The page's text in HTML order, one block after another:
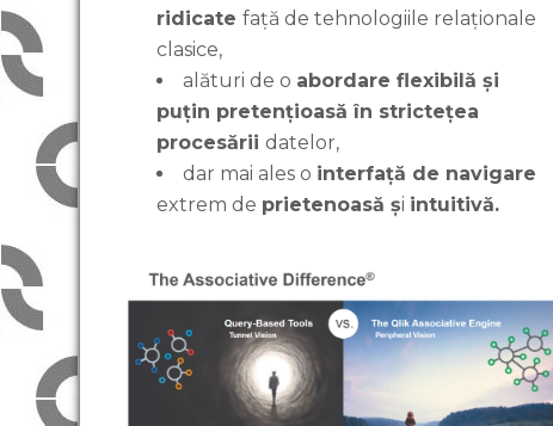
ridicate față de tehnologiile relaționale
clasice,
alături de o abordare flexibilă și
puțin pretențioasă în strictețea
procesării datelor,
dar mai ales o interfață de navigare
extrem de prietenoasă și intuitivă.